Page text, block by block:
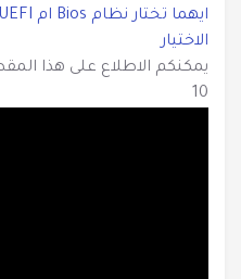
الاختيار
10